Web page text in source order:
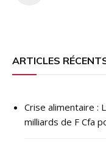
ARTICLES
Crise alimentaire :
milliards de F Cfa